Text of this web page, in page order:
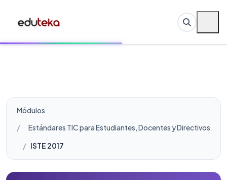
Módulos
Estándares TIC para Estudiantes, Docentes y Directivos
ISTE 2017